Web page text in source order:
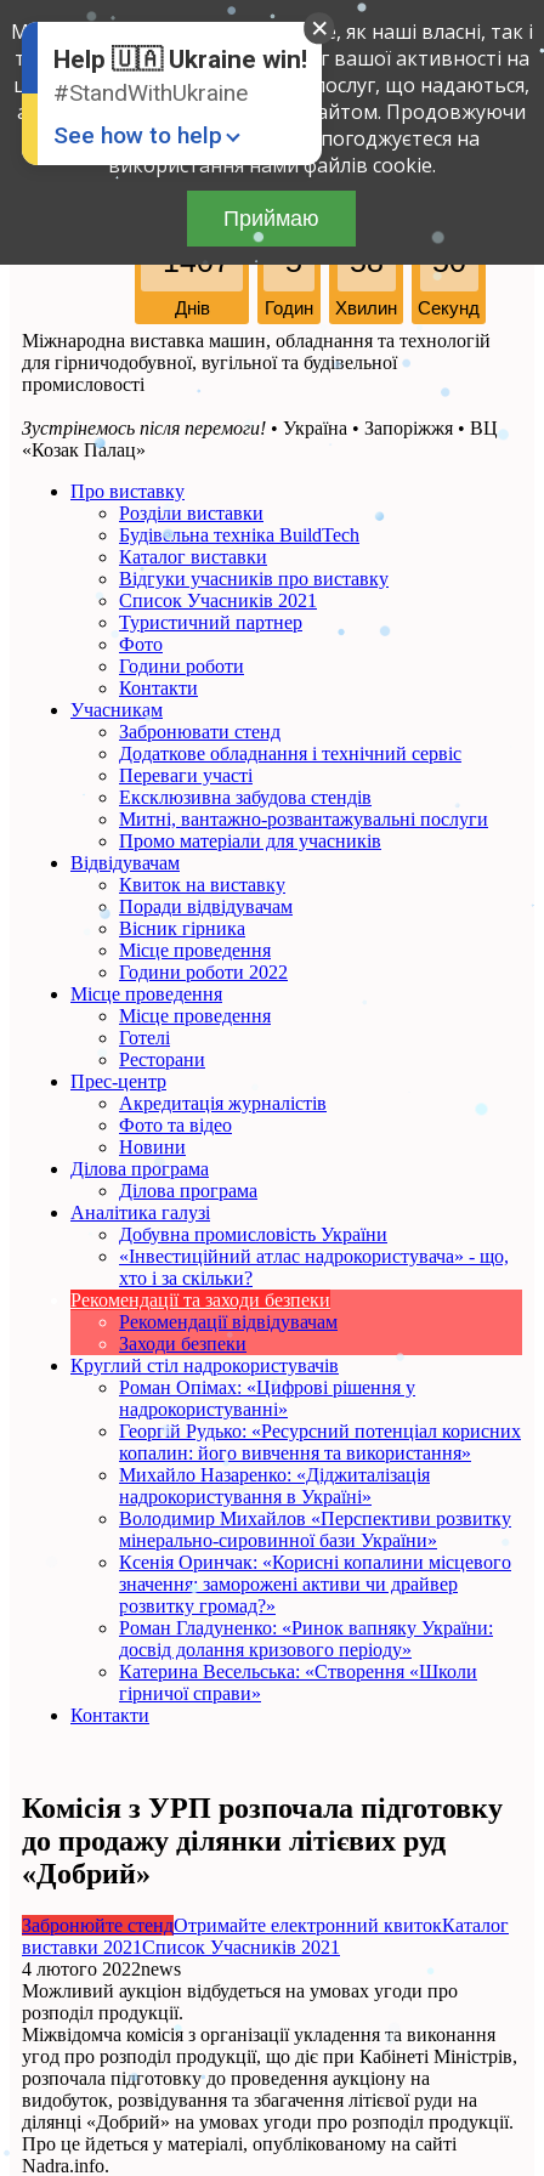
Ukrainian
-1407
Днів
-5
Годин
58
Хвилин
50
Секунд
Міжнародна виставка машин, обладнання та технологій
для гірничодобувної, вугільної та будівельної
промисловості
Зустрінемось після перемоги! • Україна • Запоріжжя • ВЦ
«Козак Палац»
Про виставку
Розділи виставки
Будівельна техніка BuildTech
Каталог виставки
Відгуки учасників про виставку
Список Учасників 2021
Туристичний партнер
Фото
Години роботи
Контакти
Учасникам
Забронювати стенд
Додаткове обладнання і технічний сервіс
Переваги участі
Ексклюзивна забудова стендів
Митні, вантажно-розвантажувальні послуги
Промо матеріали для учасників
Відвідувачам
Квиток на виставку
Поради відвідувачам
Вісник гірника
Місце проведення
Години роботи 2022
Місце проведення
Місце проведення
Готелі
Ресторани
Прес-центр
Акредитація журналістів
Фото та відео
Новини
Ділова програма
Ділова програма
Аналітика галузі
Добувна промисловість України
«Інвестиційний атлас надрокористувача» - що,
хто і за скільки?
Рекомендації та заходи безпеки
Рекомендації відвідувачам
Заходи безпеки
Круглий стіл надрокористувачів
Роман Опімах: «Цифрові рішення у
надрокористуванні»
Георгій Рудько: «Ресурсний потенціал корисних
копалин: його вивчення та використання»
Михайло Назаренко: «Діджиталізація
надрокористування в Україні»
Володимир Михайлов «Перспективи розвитку
мінерально-сировинної бази України»
Ксенія Оринчак: «Корисні копалини місцевого
значення: заморожені активи чи драйвер
розвитку громад?»
Роман Гладуненко: «Ринок вапняку України:
досвід долання кризового періоду»
Катерина Весельська: «Створення «Школи
гірничої справи»
Контакти
Комісія з УРП розпочала підготовку
до продажу ділянки літієвих руд
«Добрий»
Забронюйте стендОтримайте електронний квитокКаталог
виставки 2021Список Учасників 2021
4 лютого 2022news
Можливий аукціон відбудеться на умовах угоди про
розподіл продукції.
Міжвідомча комісія з організації укладення та виконання
угод про розподіл продукції, що діє при Кабінеті Міністрів,
розпочала підготовку до проведення аукціону на
видобуток, розвідування та збагачення літієвої руди на
ділянці «Добрий» на умовах угоди про розподіл продукції.
Про це йдеться у матеріалі, опублікованому на сайті
Nadra.info.
Help 🇺🇦 Ukraine win!
#StandWithUkraine
See how to help
Donate
💸
Support Ukraine
❤
Share this widget
Ми використовуємо файли cookie, як наші власні, так і
третіх осіб, щоб визначити обсяг вашої активності на
цьому сайті і поліпшити якість послуг, що надаються,
аналізуючи вашу взаємодію з сайтом. Продовжуючи
використовувати сайт, ви погоджуєтеся на
використання нами файлів cookie.
Приймаю